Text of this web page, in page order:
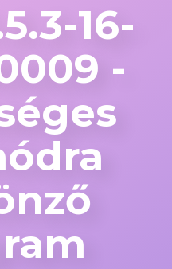
16-
-